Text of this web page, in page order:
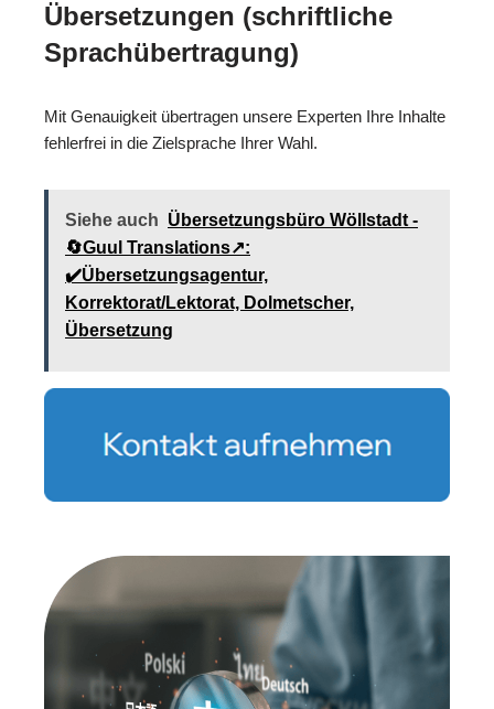
Übersetzungen (schriftliche
Sprachübertragung)
Mit Genauigkeit übertragen unsere Experten Ihre Inhalte
fehlerfrei in die Zielsprache Ihrer Wahl.
Siehe auch Übersetzungsbüro Wöllstadt -
🔄Guul Translations↗️:
✔️Übersetzungsagentur,
Korrektorat/Lektorat, Dolmetscher,
Übersetzung